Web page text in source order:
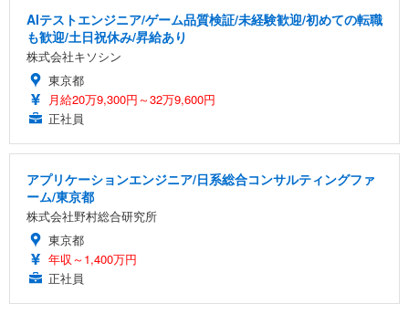
AIテストエンジニア/ゲーム品質検証/未経験歓迎/初めての転職
も歓迎/土日祝休み/昇給あり
株式会社キソシン
東京都
月給20万9,300円～32万9,600円
正社員
アプリケーションエンジニア/日系総合コンサルティングファ
ーム/東京都
株式会社野村総合研究所
東京都
年収～1,400万円
正社員